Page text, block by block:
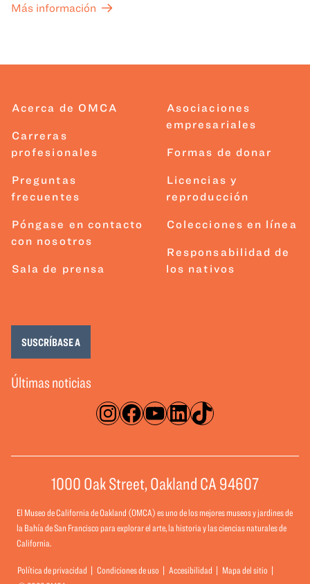
Más información
Acerca de OMCA
Carreras
profesionales
Preguntas
frecuentes
Póngase en contacto
con nosotros
Sala de prensa
Asociaciones
empresariales
Formas de donar
Licencias y
reproducción
Colecciones en línea
Responsabilidad de
los nativos
Instagram
Facebook
YouTube
LinkedIn
TikTok
Últimas noticias
SUSCRÍBASE A
1000 Oak Street, Oakland CA 94607
El Museo de California de Oakland (OMCA) es uno de los mejores museos y jardines de
la Bahía de San Francisco para explorar el arte, la historia y las ciencias naturales de
California.
Política de privacidad Condiciones de uso Accesibilidad
Mapa del sitio